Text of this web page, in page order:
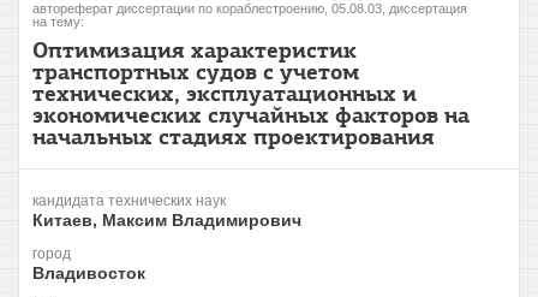
автореферат диссертации по кораблестроению, 05.08.03, диссертация
на тему:
Оптимизация характеристик
транспортных судов с учетом
технических, эксплуатационных и
экономических случайных факторов на
начальных стадиях проектирования
кандидата технических наук
Китаев, Максим Владимирович
город
Владивосток